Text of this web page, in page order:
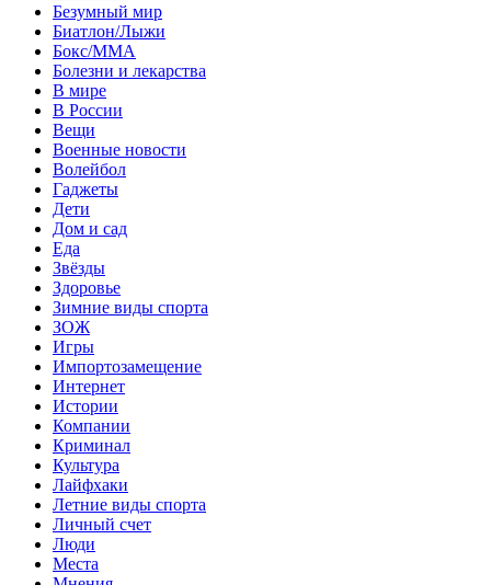
Безумный мир
Биатлон/Лыжи
Бокс/MMA
Болезни и лекарства
В мире
В России
Вещи
Военные новости
Волейбол
Гаджеты
Дети
Дом и сад
Еда
Звёзды
Здоровье
Зимние виды спорта
ЗОЖ
Игры
Импортозамещение
Интернет
Истории
Компании
Криминал
Культура
Лайфхаки
Летние виды спорта
Личный счет
Люди
Места